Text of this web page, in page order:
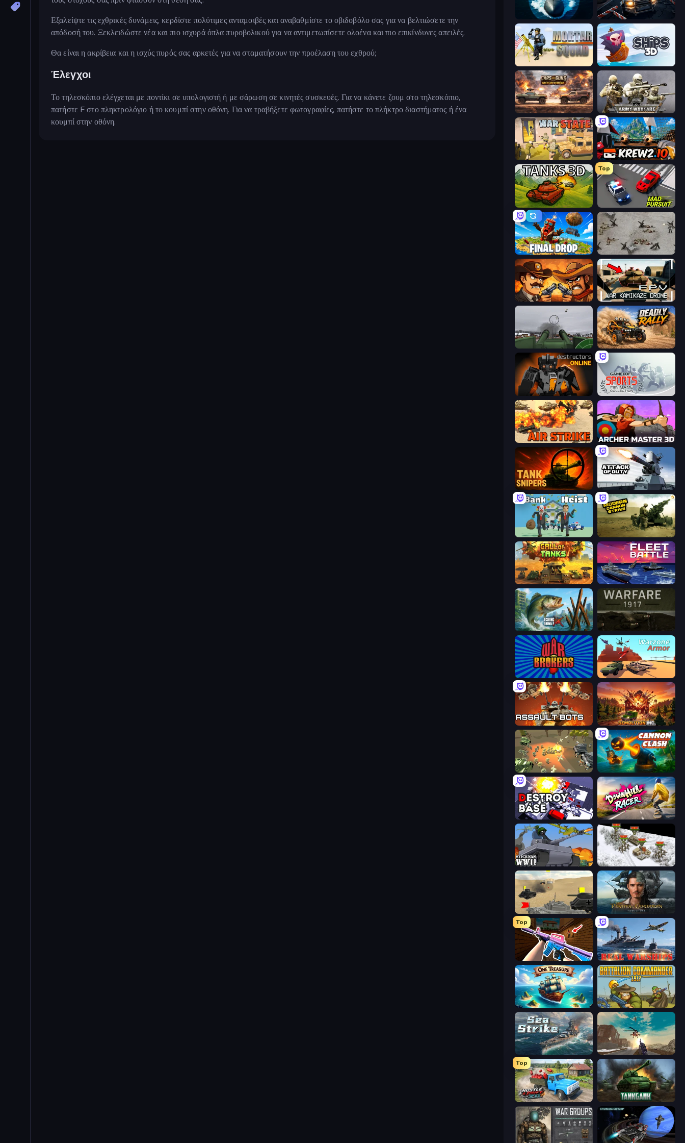
Εξαλείψτε τις εχθρικές δυνάμεις, κερδίστε πολύτιμες ανταμοιβές και αναβαθμίστε το οβιδοβόλο σας για να βελτιώσετε την
απόδοσή του. Ξεκλειδώστε νέα και πιο ισχυρά όπλα πυροβολικού για να αντιμετωπίσετε ολοένα και πιο επικίνδυνες απειλές.
Θα είναι η ακρίβεια και η ισχύς πυρός σας αρκετές για να σταματήσουν την προέλαση του εχθρού;
Έλεγχοι
Το τηλεσκόπιο ελέγχεται με ποντίκι σε υπολογιστή ή με σάρωση σε κινητές συσκευές. Για να κάνετε ζουμ στο τηλεσκόπιο,
πατήστε F στο πληκτρολόγιο ή το κουμπί στην οθόνη. Για να τραβήξετε φωτογραφίες, πατήστε το πλήκτρο διαστήματος ή ένα
κουμπί στην οθόνη.
Ships Battlefield 3D Cars vs Zombies
Mortar Squad Ships 3D
Cars with Guns: Wasteland Showdown Army Warfare
War State IO: Conquer Battles Krew.io
Tanks 3D
Top
Mad Pursuit
Final Drop Warfare 1944
Shoot First Fast: Gun Duel FPV War Kamikaze Drone
Flakmeister Deadly Rally
Destructors Online Gameloft Sports Minigame Collection
Air Strike Archer Master 3D: Castle Defense
Tank Snipers Attack of Duty
Bank Heist Modern Cannon Strike
Call of Tanks Fleet Battle
Fishing Anomaly Warfare 1917
War Brokers Warzone Armor
Assault Bots Demolition Inc.
WW1 Battle Simulator Cannon Clash
Destroy Base Downhill Racer
Stickman WW2 1941 Frozen Front
Tanks Battlefield: Desert
Top
KS Z Real Warships
One Treasure Battalion Commander 1917
Sea Strike Grandfather Road Chase: Shooter
Top
Hustle & Drift in ZIL Tankgank